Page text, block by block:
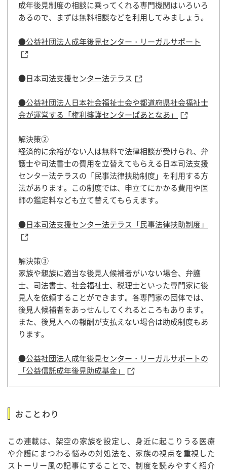
成年後見制度の相談に乗ってくれる専門機関はいろいろ
あるので、まずは無料相談などを利用してみましょう。
●公益社団法人成年後見センター・リーガルサポート
●日本司法支援センター法テラス
●公益社団法人日本社会福祉士会や都道府県社会福祉士
会が運営する「権利擁護センターぱあとなあ」
解決策②
経済的に余裕がない人は無料で法律相談が受けられ、弁
護士や司法書士の費用を立替えてもらえる日本司法支援
センター法テラスの「民事法律扶助制度」を利用する方
法があります。この制度では、申立てにかかる費用や医
師の鑑定料なども立て替えてもらえます。
●日本司法支援センター法テラス「民事法律扶助制度」
解決策③
家族や親族に適当な後見人候補者がいない場合、弁護
士、司法書士、社会福祉士、税理士といった専門家に後
見人を依頼することができます。各専門家の団体では、
後見人候補者をあっせんしてくれるところもあります。
また、後見人への報酬が支払えない場合は助成制度もあ
ります。
●公益社団法人成年後見センター・リーガルサポートの
「公益信託成年後見助成基金」
おことわり
この連載は、架空の家族を設定し、身近に起こりうる医療
や介護にまつわる悩みの対処法を、家族の視点を重視した
ストーリー風の記事にすることで、制度を読みやすく紹介